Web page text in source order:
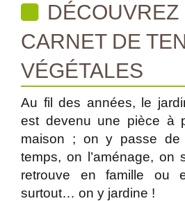
DÉCOUVREZ
CARNET DE
VÉGÉTALES
Au fil des années, le
est devenu une pièce à
maison ; on y passe
temps, on l’aménage, on
retrouve en famille ou
surtout… on y jardine !